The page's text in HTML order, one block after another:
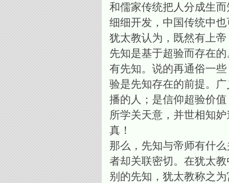
和儒家传统把人分成生
细细开发，中国传统中也
犹太教认为，既然有上
先知是基于超验而存在
有先知。说的再通俗一
验是先知存在的前提。
播的人；是信仰超验价
所学关天意，并世相知
真！
那么，先知与帝师有什
者却关联密切。在犹太
别的先知，犹太教称之